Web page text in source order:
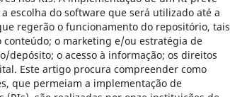
escolha do software que será utilizado até a
regerão o funcionamento do repositório, tais
conteúdo; o marketing e/ou estratégia de
depósito; o acesso à informação; os direitos
Este artigo procura compreender como
que permeiam a implementação de